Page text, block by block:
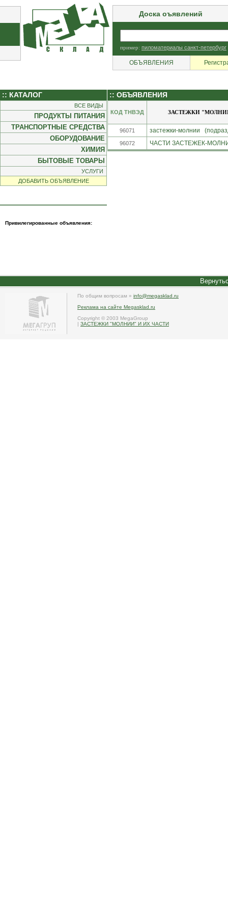
Доска оъявлений
пример: пиломатериалы санкт-петербург
ОБЪЯВЛЕНИЯ
:: КАТАЛОГ
ВСЕ ВИДЫ
ПРОДУКТЫ ПИТАНИЯ
ТРАНСПОРТНЫЕ СРЕДСТВА
ОБОРУДОВАНИЕ
ХИМИЯ
БЫТОВЫЕ ТОВАРЫ
УСЛУГИ
ДОБАВИТЬ ОБЪЯВЛЕНИЕ
Привилегированные объявления:
:: ОБЪЯВЛЕНИЯ
КОД ТНВЭД ЗАСТЕЖКИ
96071 застежки-молнии
96072 ЧАСТИ ЗАСТЕЖЕК-
По общим вопросам » info@megasklad.ru
Реклама на сайте Megasklad.ru
Copyright © 2003 MegaGroup
| ЗАСТЕЖКИ "МОЛНИИ" И ИХ ЧАСТИ